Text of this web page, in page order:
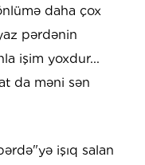
daha çox
pərdənin
işim yoxdur...
da məni sən
işıq salan